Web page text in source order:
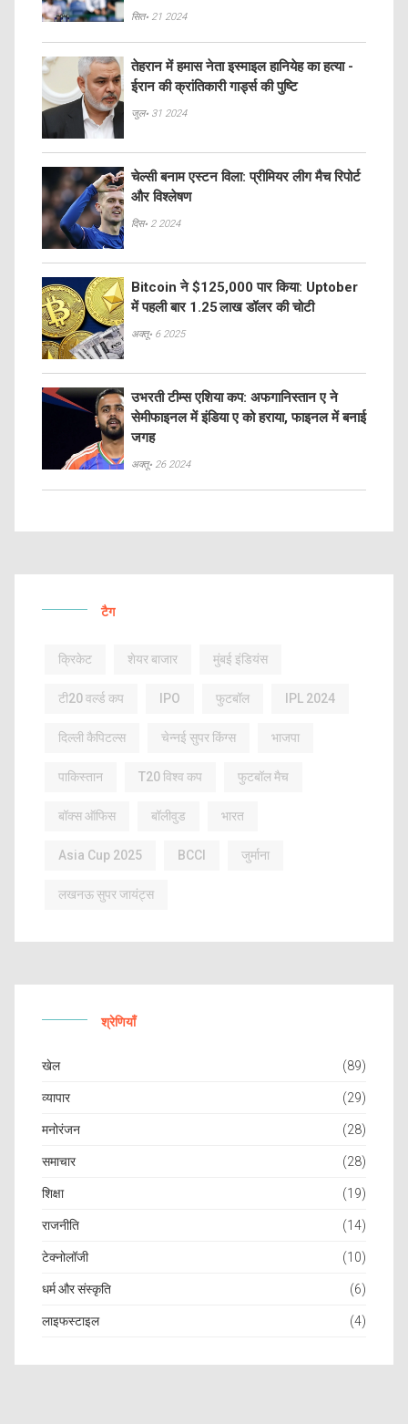
सित॰ 21 2024
तेहरान में हमास नेता इस्माइल हानियेह का हत्या -
ईरान की क्रांतिकारी गार्ड्स की पुष्टि
जुल॰ 31 2024
चेल्सी बनाम एस्टन विला: प्रीमियर लीग मैच रिपोर्ट
और विश्लेषण
दिस॰ 2 2024
Bitcoin ने $125,000 पार किया: Uptober
में पहली बार 1.25 लाख डॉलर की चोटी
अक्तू॰ 6 2025
उभरती टीम्स एशिया कप: अफगानिस्तान ए ने
सेमीफाइनल में इंडिया ए को हराया, फाइनल में बनाई
जगह
अक्तू॰ 26 2024
टैग
क्रिकेट शेयर बाजार मुंबई इंडियंस
टी20 वर्ल्ड कप IPO फुटबॉल IPL 2024
दिल्ली कैपिटल्स चेन्नई सुपर किंग्स भाजपा
पाकिस्तान T20 विश्व कप फुटबॉल मैच
बॉक्स ऑफिस बॉलीवुड भारत
Asia Cup 2025 BCCI जुर्माना
लखनऊ सुपर जायंट्स
श्रेणियाँ
खेल (89)
व्यापार (29)
मनोरंजन (28)
समाचार (28)
शिक्षा (19)
राजनीति (14)
टेक्नोलॉजी (10)
धर्म और संस्कृति (6)
लाइफस्टाइल (4)